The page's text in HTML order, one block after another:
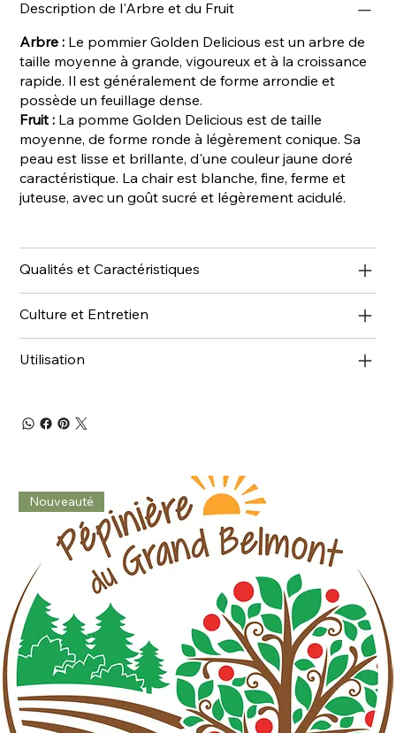
Description de l'Arbre et du Fruit
Arbre : Le pommier Golden Delicious est un arbre de
taille moyenne à grande, vigoureux et à la croissance
rapide. Il est généralement de forme arrondie et
possède un feuillage dense.
Fruit : La pomme Golden Delicious est de taille
moyenne, de forme ronde à légèrement conique. Sa
peau est lisse et brillante, d'une couleur jaune doré
caractéristique. La chair est blanche, fine, ferme et
juteuse, avec un goût sucré et légèrement acidulé.
Qualités et Caractéristiques
Culture et Entretien
Utilisation
Nouveauté